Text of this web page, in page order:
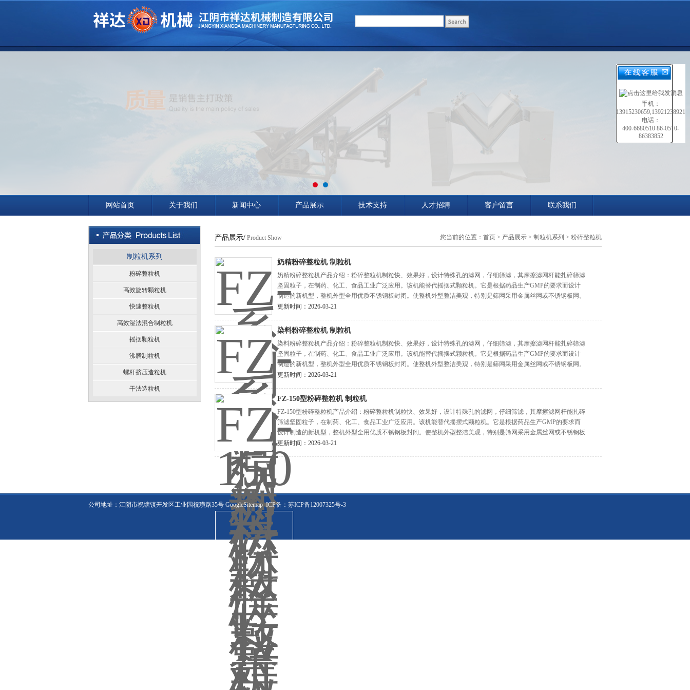
网站首页 关于我们 新闻中心 产品展示 技术支持 人才招聘 客户留言 联系我们
制粒机系列
粉碎整粒机
高效旋转颗粒机
快速整粒机
高效湿法混合制粒机
摇摆颗粒机
沸腾制粒机
螺杆挤压造粒机
干法造粒机
产品展示/ Product Show 您当前的位置： 首页 > 产品展示 > 制粒机系列 > 粉碎整粒机
奶精粉碎整粒机 制粒机
奶精粉碎整粒机产品介绍：粉碎整粒机制粒快、效果好，设计特殊孔的滤网，仔细筛滤，其摩擦滤网杆能扎碎筛滤
坚固粒子，在制药、化工、食品工业广泛应用。该机能替代摇摆式颗粒机。它是根据药品生产GMP的要求而设计
制造的新机型，整机外型全用优质不锈钢板封闭。使整机外型整洁美观，特别是筛网采用金属丝网或不锈钢板网。
使颗粒的质量和经济效率有较大的提高。
更新时间：2026-03-21
染料粉碎整粒机 制粒机
染料粉碎整粒机产品介绍：粉碎整粒机制粒快、效果好，设计特殊孔的滤网，仔细筛滤，其摩擦滤网杆能扎碎筛滤
坚固粒子，在制药、化工、食品工业广泛应用。该机能替代摇摆式颗粒机。它是根据药品生产GMP的要求而设计
制造的新机型，整机外型全用优质不锈钢板封闭。使整机外型整洁美观，特别是筛网采用金属丝网或不锈钢板网。
使颗粒的质量和经济效率有较大的提高。
更新时间：2026-03-21
FZ-150型粉碎整粒机 制粒机
FZ-150型粉碎整粒机产品介绍：粉碎整粒机制粒快、效果好，设计特殊孔的滤网，仔细筛滤，其摩擦滤网杆能扎碎
筛滤坚固粒子，在制药、化工、食品工业广泛应用。该机能替代摇摆式颗粒机。它是根据药品生产GMP的要求而
设计制造的新机型，整机外型全用优质不锈钢板封闭。使整机外型整洁美观，特别是筛网采用金属丝网或不锈钢板
网。使颗粒的质量和经济效率有较大的提高。
更新时间：2026-03-21
公司地址：江阴市祝塘镇开发区工业园祝璜路35号 GoogleSitemapICP备： 苏ICP备12007325号-3
手机：
13915230659,13921238921
电话：
400-6680510 86-0510-
86383852